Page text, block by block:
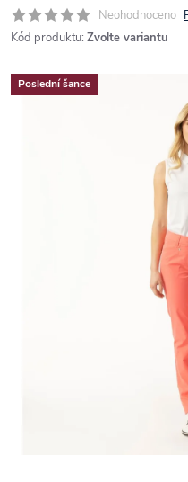
Neohodnoceno
Kód produktu: Zvolte variantu
Poslední šance